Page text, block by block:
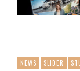
NEWS SLIDER